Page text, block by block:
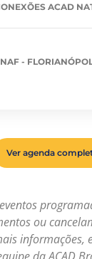
ACAD
-
Ver agenda
ou
informações,